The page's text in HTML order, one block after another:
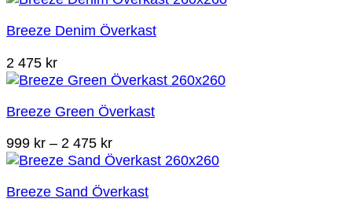
Breeze Denim Överkast
2 475 kr
Breeze Green Överkast
999 kr – 2 475 krPrisintervall:
999 kr
2
Breeze Sand Överkast